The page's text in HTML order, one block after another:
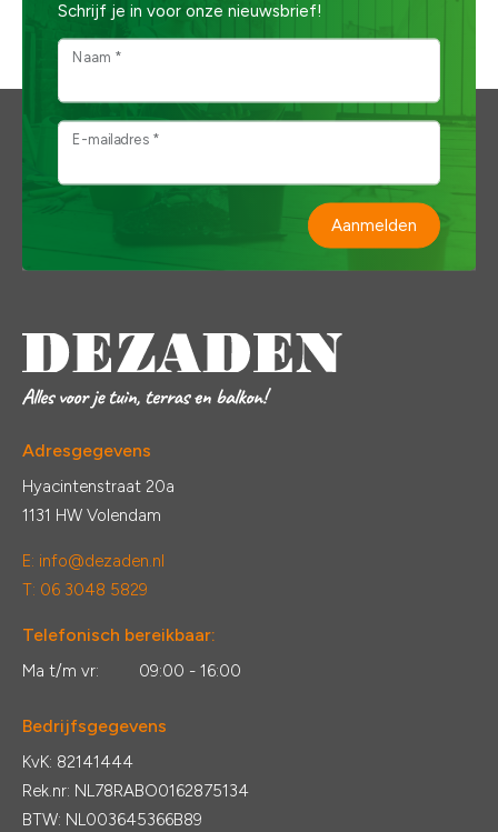
Schrijf je in voor onze nieuwsbrief!
Naam *
E-mailadres *
Aanmelden
Adresgegevens
Hyacintenstraat 20a
1131 HW Volendam
E: info@dezaden.nl
T: 06 3048 5829
Telefonisch bereikbaar:
Ma t/m vr: 09:00 - 16:00
Bedrijfsgegevens
KvK: 82141444
Rek.nr: NL78RABO0162875134
BTW: NL003645366B89